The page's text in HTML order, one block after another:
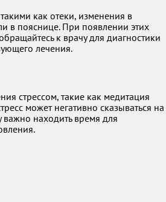
как отеки, изменения в
в пояснице. При появлении этих
к врачу для диагностики
лечения.
стрессом, такие как медитация
может негативно сказываться на
важно находить время для